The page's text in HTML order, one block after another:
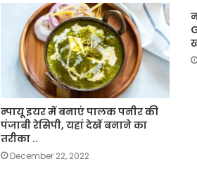
न्पायू इयर में बनाएं पालक पनीर की
पंजाबी रेसिपी, यहां देखें बनाने का
तरीका ..
December 22, 2022